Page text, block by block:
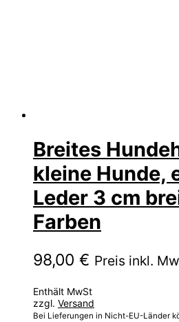
Breites
kleine Hunde,
Leder 3 cm
Farben
98,00 € Preis inkl.
Enthält MwSt
zzgl. Versand
Bei Lieferungen in Nicht-EU-Länder